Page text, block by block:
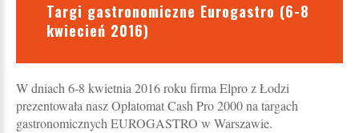
Targi gastronomiczne Eurogastro (6-8
kwiecień 2016)
W dniach 6-8 kwietnia 2016 roku firma Elpro z Łodzi
prezentowała nasz Opłatomat Cash Pro 2000 na targach
gastronomicznych EUROGASTRO w Warszawie.